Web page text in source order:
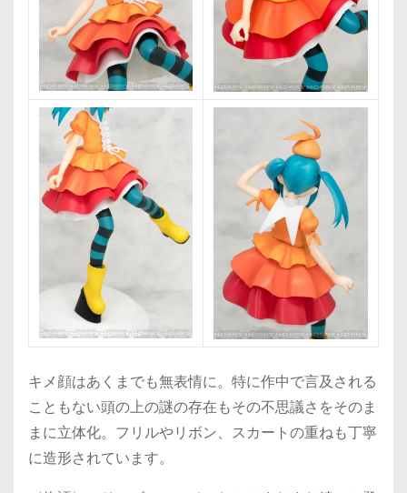
キメ顔はあくまでも無表情に。特に作中で言及される
こともない頭の上の謎の存在もその不思議さをそのま
まに立体化。フリルやリボン、スカートの重ねも丁寧
に造形されています。